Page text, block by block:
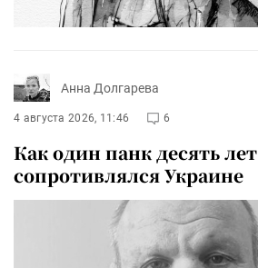
Анна Долгарева
4 августа 2026, 11:46 6
Как один панк десять лет
сопротивлялся Украине